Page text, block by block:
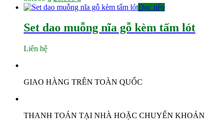
gốc
33.000 ₫.
hiện
là:
26.000 ₫.
Đọc tiếp
Set dao muỗng nĩa gỗ kèm tấm lót
Liên hệ
GIAO HÀNG TRÊN TOÀN QUỐC
THANH TOÁN TẠI NHÀ HOẶC CHUYỂN KHOẢN